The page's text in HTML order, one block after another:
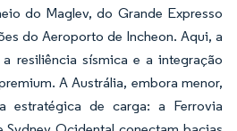
do Maglev, do Grande Expresso
do Aeroporto de Incheon. Aqui, a
resiliência sísmica e a integração
A Austrália, embora menor,
estratégica de carga: a Ferrovia